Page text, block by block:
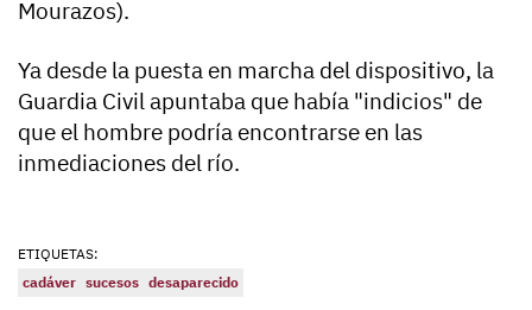
Mourazos).
Ya desde la puesta en marcha del dispositivo, la
Guardia Civil apuntaba que había "indicios" de
que el hombre podría encontrarse en las
inmediaciones del río.
ETIQUETAS:
cadáver sucesos desaparecido